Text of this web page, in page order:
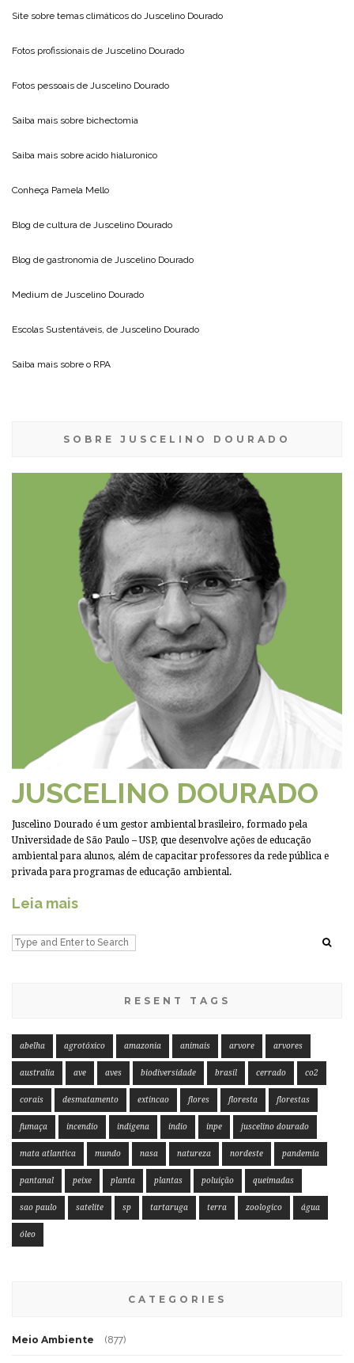
Site sobre temas climáticos do Juscelino Dourado
Fotos profissionais de Juscelino Dourado
Fotos pessoais de Juscelino Dourado
Saiba mais sobre bichectomia
Saiba mais sobre acido hialuronico
Conheça Pamela Mello
Blog de cultura de Juscelino Dourado
Blog de gastronomia de Juscelino Dourado
Medium de Juscelino Dourado
Escolas Sustentáveis, de Juscelino Dourado
Saiba mais sobre o RPA
SOBRE JUSCELINO DOURADO
JUSCELINO DOURADO
Juscelino Dourado é um gestor ambiental brasileiro, formado pela
Universidade de São Paulo – USP, que desenvolve ações de educação
ambiental para alunos, além de capacitar professores da rede pública e
privada para programas de educação ambiental.
Leia mais
RESENT TAGS
abelha agrotóxico amazonia animais arvore arvores
australia ave aves biodiversidade brasil cerrado co2
corais desmatamento extincao flores floresta florestas
fumaça incendio indigena indio inpe juscelino dourado
mata atlantica mundo nasa natureza nordeste pandemia
pantanal peixe planta plantas poluição queimadas
sao paulo satelite sp tartaruga terra zoologico água
óleo
CATEGORIES
Meio Ambiente (877)